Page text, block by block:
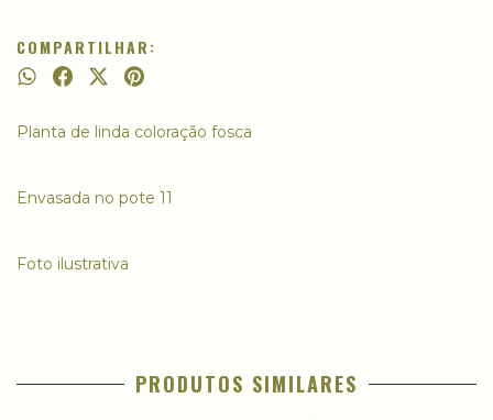
COMPARTILHAR:
Planta de linda coloração fosca
Envasada no pote 11
Foto ilustrativa
PRODUTOS SIMILARES